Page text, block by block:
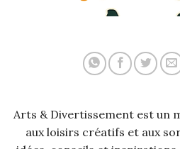
Arts & Divertissement est un
aux loisirs créatifs et aux